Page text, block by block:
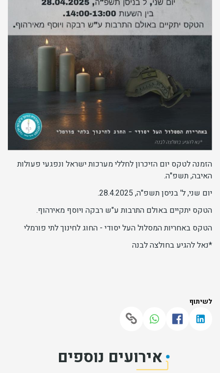
הזמנה לטקס יום הזיכרון לחללי מערכות ישראל ונפגעי פעולות
האיבה, תשפ"ה.
יום שני, ל' בניסן תשפ"ה, 28.4.2025.
הטקס יתקיים באולם התרבות ע"ש רבקה ויוסף מאירהוף.
הטקס באחריות המסלול העל יסודי - החוג לחינוך לתי פורמלי
*נאל להגיע בחולצה לבנה
לשיתוף
אירועים נוספים